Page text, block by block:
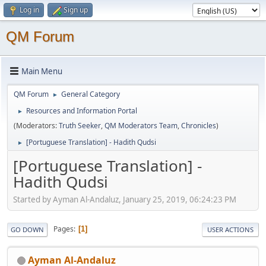
Log in Sign up
QM Forum
Main Menu
QM Forum ► General Category
►
Resources and Information Portal
(Moderators:Truth Seeker,QM Moderators Team,Chronicles)
► [Portuguese Translation] - Hadith Qudsi
[Portuguese Translation] -
Hadith Qudsi
Started by Ayman Al-Andaluz, January 25, 2019, 06:24:23 PM
GO DOWN Pages 1 USER ACTIONS
Ayman Al-Andaluz